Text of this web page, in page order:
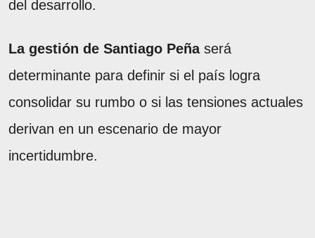
del desarrollo.
La gestión de Santiago Peñaserá
determinante para definir si el país logra
consolidar su rumbo o si las tensiones actuales
derivan en un escenario de mayor
incertidumbre.